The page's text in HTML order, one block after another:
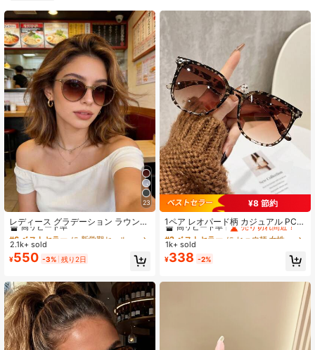
4.82 631 フォロワー
4.82 631 フォロワー
4.82 631 フォロワー
4.82 631 フォロワー
4.82 631 フォロワー
4.82 631 フォロワー
23
レディース グラデーション ラウンド
ファッションメガネ、ストリート、
ビーチ、家族のお出かけ、旅行、休
暇に合わせやすい、エレガントなス
タイル
#6 ベストセラー
高リピート率
#6 ベストセラー
高リピート率
#6 ベストセラー
高リピート率
#6 ベストセラー
に 新学期セール 女性用メガネ&アイウェアアクセサリー
2.1k+ sold
¥550 -3% 残り2日
¥8 節約
1ペア レオパード柄 カジュアル PCレ
ンズ (ポリカーボネート) スクエア オ
ーバーサイズ シンプルファッション
グラス レディース 通年使用
#2 ベストセラー
高リピート率
売り切れ間近！
#2 ベストセラー
に ヒョウ柄 女性用メガネ&アイウェアアクセサリー
高リピート率
#2 ベストセラー
に ヒョウ柄 女性用メガネ&アイウェアアクセサリー
高リピート率
#2 ベストセラー
に ヒョウ柄 女性用メガネ&アイウェアアクセサリー
売り切れ間近！
1k+ sold
¥338 -2%